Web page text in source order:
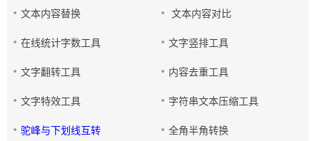
文本内容替换 文本内容对比
在线统计字数工具 文字竖排工具
文字翻转工具 内容去重工具
文字特效工具 字符串文本压缩工具
驼峰与下划线互转 全角半角转换